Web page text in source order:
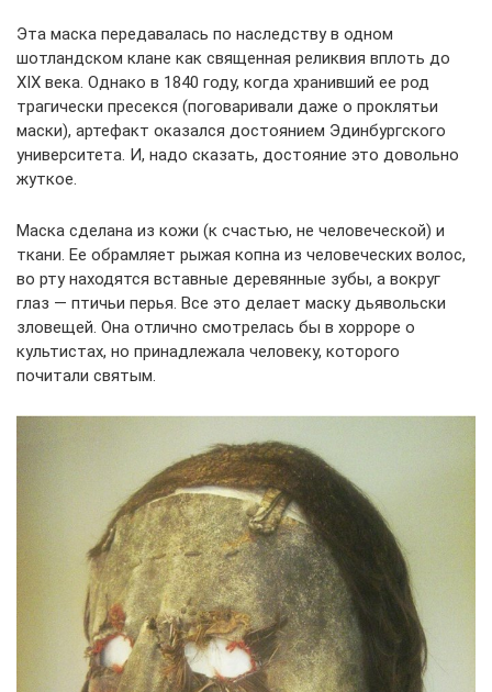
Эта маска передавалась по наследству в одном
шотландском клане как священная реликвия вплоть до
XIX века. Однако в 1840 году, когда хранивший ее род
трагически пресекся (поговаривали даже о проклятьи
маски), артефакт оказался достоянием Эдинбургского
университета. И, надо сказать, достояние это довольно
жуткое.
Маска сделана из кожи (к счастью, не человеческой) и
ткани. Ее обрамляет рыжая копна из человеческих волос,
во рту находятся вставные деревянные зубы, а вокруг
глаз — птичьи перья. Все это делает маску дьявольски
зловещей. Она отлично смотрелась бы в хорроре о
культистах, но принадлежала человеку, которого
почитали святым.